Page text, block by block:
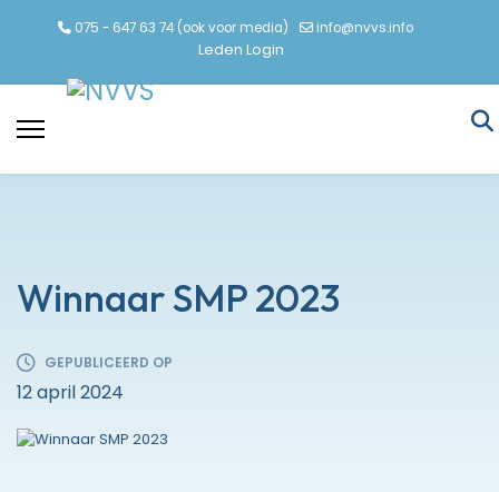
075 - 647 63 74 (ook voor media) info@nvvs.info
Leden Login
Winnaar SMP 2023
GEPUBLICEERD OP
12 april 2024